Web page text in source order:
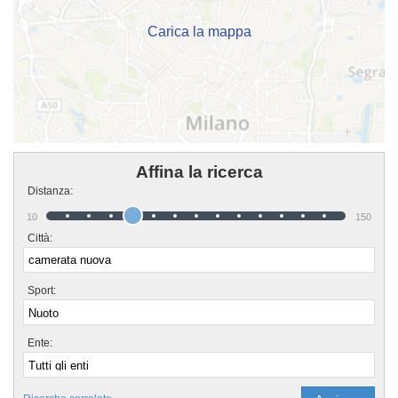
loro corsi puoi andare al campo o mandare un messaggio cliccando sul
bottone "Contattaci" presente nella pagina.
Carica la mappa
Affina la ricerca
Distanza:
10 150
Città:
Sport:
Ente: